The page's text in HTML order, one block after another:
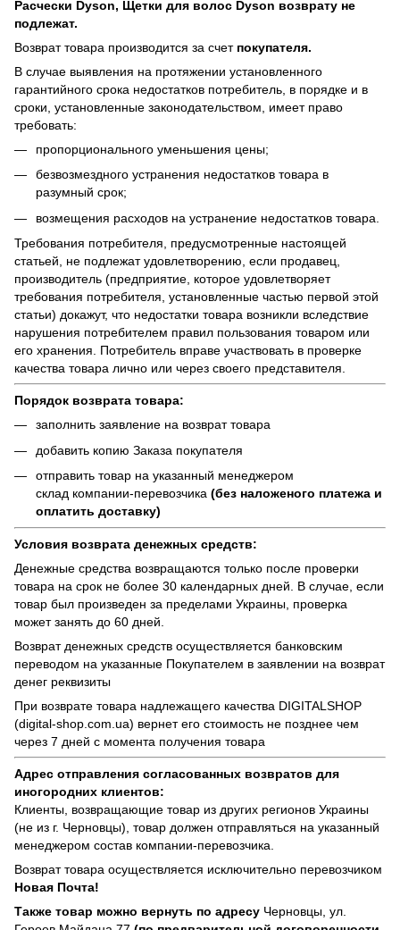
Расчески Dyson, Щетки для волос Dyson возврату не
подлежат.
Возврат товара производится за счет покупателя.
В случае выявления на протяжении установленного
гарантийного срока недостатков потребитель, в порядке и в
сроки, установленные законодательством, имеет право
требовать:
пропорционального уменьшения цены;
безвозмездного устранения недостатков товара в
разумный срок;
возмещения расходов на устранение недостатков товара.
Требования потребителя, предусмотренные настоящей
статьей, не подлежат удовлетворению, если продавец,
производитель (предприятие, которое удовлетворяет
требования потребителя, установленные частью первой этой
статьи) докажут, что недостатки товара возникли вследствие
нарушения потребителем правил пользования товаром или
его хранения. Потребитель вправе участвовать в проверке
качества товара лично или через своего представителя.
Порядок возврата товара:
заполнить заявление на возврат товара
добавить копию Заказа покупателя
отправить товар на указанный менеджером
склад компании-перевозчика (без наложеного платежа и
оплатить доставку)
Условия возврата денежных средств:
Денежные средства возвращаются только после проверки
товара на срок не более 30 календарных дней. В случае, если
товар был произведен за пределами Украины, проверка
может занять до 60 дней.
Возврат денежных средств осуществляется банковским
переводом на указанные Покупателем в заявлении на возврат
денег реквизиты
При возврате товара надлежащего качества DIGITALSHOP
(digital-shop.com.ua) вернет его стоимость не позднее чем
через 7 дней с момента получения товара
Адрес отправления согласованных возвратов для
иногородних клиентов:
Клиенты, возвращающие товар из других регионов Украины
(не из г. Черновцы), товар должен отправляться на указанный
менеджером состав компании-перевозчика.
Возврат товара осуществляется исключительно перевозчиком
Новая Почта!
Также товар можно вернуть по адресу Черновцы, ул.